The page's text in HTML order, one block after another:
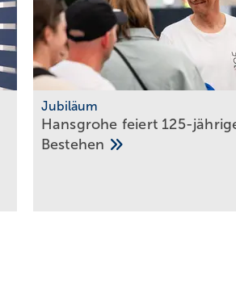
Jubiläum
Hansgrohe feiert 125-
Bestehen